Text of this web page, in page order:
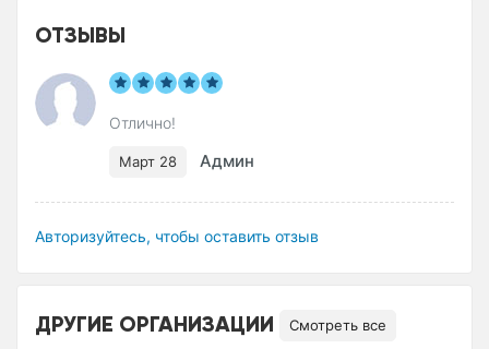
ОТЗЫВЫ
Отлично!
Март 28 Админ
Авторизуйтесь, чтобы оставить отзыв
ДРУГИЕ ОРГАНИЗАЦИИ Смотреть все